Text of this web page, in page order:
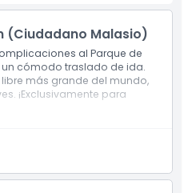
alimentación de aves donde
hermosas criaturas. También
programadas
un descanso, relájate en
una bebida refrescante como
El Parque de Aves KL
diversión, aprendizaje y
(Ciudadano Malasio)
al Parque de
un cómodo traslado de ida.
más grande del mundo,
¡Exclusivamente para